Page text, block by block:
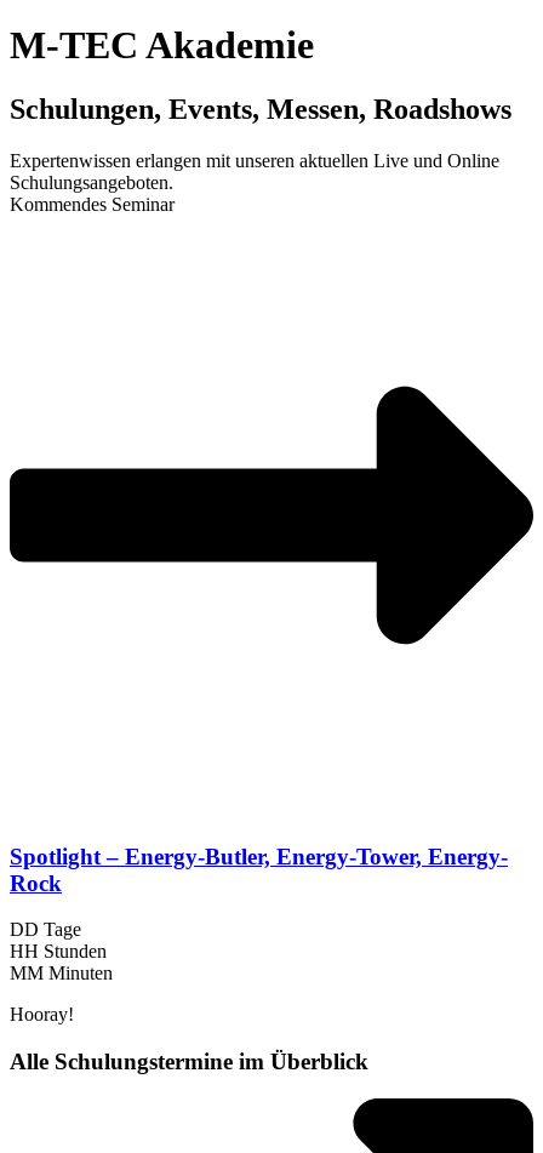
M-TEC Akademie
Schulungen, Events, Messen, Roadshows
Expertenwissen erlangen mit unseren aktuellen Live und Online
Schulungsangeboten.
Kommendes Seminar
Spotlight – Energy-Butler, Energy-Tower, Energy-
Rock
DD Tage
HH Stunden
MM Minuten
Hooray!
Alle Schulungstermine im Überblick